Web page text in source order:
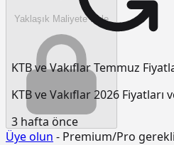
KTB ve Vakıflar Temmuz
KTB ve Vakıflar 2026 Fiyatları
3 hafta önce
Yaklaşık Maliyete Ekle
Üye olun - Premium/Pro gerekli